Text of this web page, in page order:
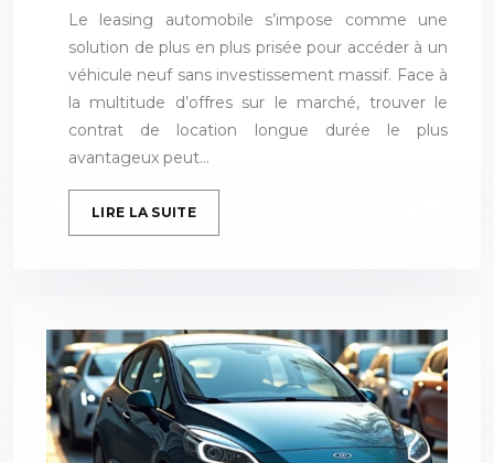
Le leasing automobile s’impose comme une
solution de plus en plus prisée pour accéder à un
véhicule neuf sans investissement massif. Face à
la multitude d’offres sur le marché, trouver le
contrat de location longue durée le plus
avantageux peut…
LIRE LA SUITE